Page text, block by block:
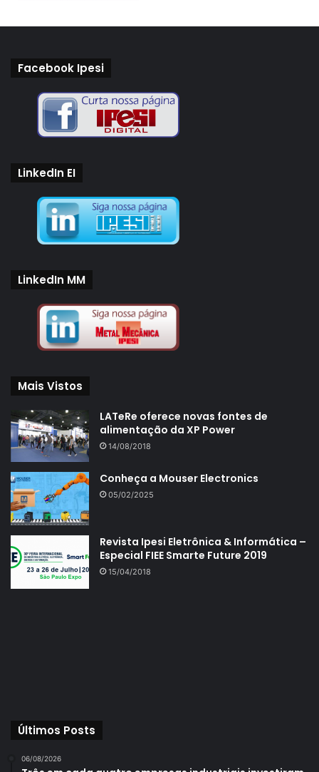
Facebook Ipesi
LinkedIn EI
LinkedIn MM
Mais Vistos
LATeRe oferece novas fontes de
alimentação da XP Power
14/08/2018
Conheça a Mouser Electronics
05/02/2025
Revista Ipesi Eletrônica & Informática –
Especial FIEE Smarte Future 2019
15/04/2018
Últimos Posts
06/08/2026